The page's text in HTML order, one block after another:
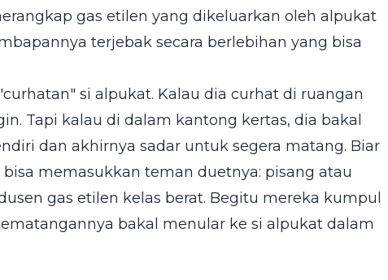
gas etilen yang dikeluarkan oleh alpukat
terjebak secara berlebihan yang bisa
si alpukat. Kalau dia curhat di ruangan
Tapi kalau di dalam kantong kertas, dia bakal
dan akhirnya sadar untuk segera matang. Biar
memasukkan teman duetnya: pisang atau
gas etilen kelas berat. Begitu mereka kumpul
bakal menular ke si alpukat dalam